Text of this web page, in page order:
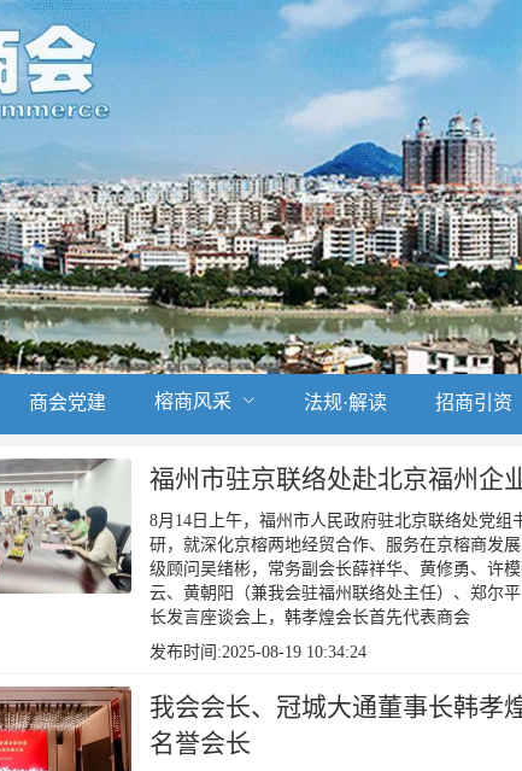
商会党建 榕商风采 法规·解读 招商引资
福州市驻京联络处赴北京福州企
8月14日上午，福州市人民政府驻北京联络处党
研，就深化京榕两地经贸合作、服务在京榕商发
级顾问吴绪彬，常务副会长薛祥华、黄修勇、许
云、黄朝阳（兼我会驻福州联络处主任）、郑尔
长发言座谈会上，韩孝煌会长首先代表商会
发布时间:2025-08-19 10:34:24
我会会长、冠城大通董事长韩孝
名誉会长